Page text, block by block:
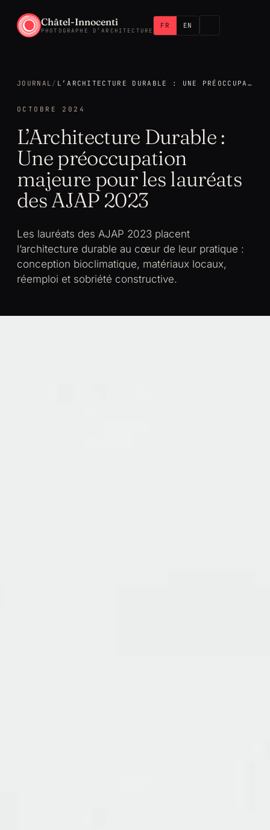
Châtel-Innocenti
PHOTOGRAPHE D’ARCHITECTURE
FR EN
JOURNAL / L’ARCHITECTURE DURABLE : UNE PRÉOCCUPATION MAJEURE POUR LES LAURÉATS DES AJAP 2023
OCTOBRE 2024
L’Architecture Durable :
Une préoccupation
majeure pour les lauréats
des AJAP 2023
Les lauréats des AJAP 2023 placent
l’architecture durable au cœur de leur pratique :
conception bioclimatique, matériaux locaux,
réemploi et sobriété constructive.